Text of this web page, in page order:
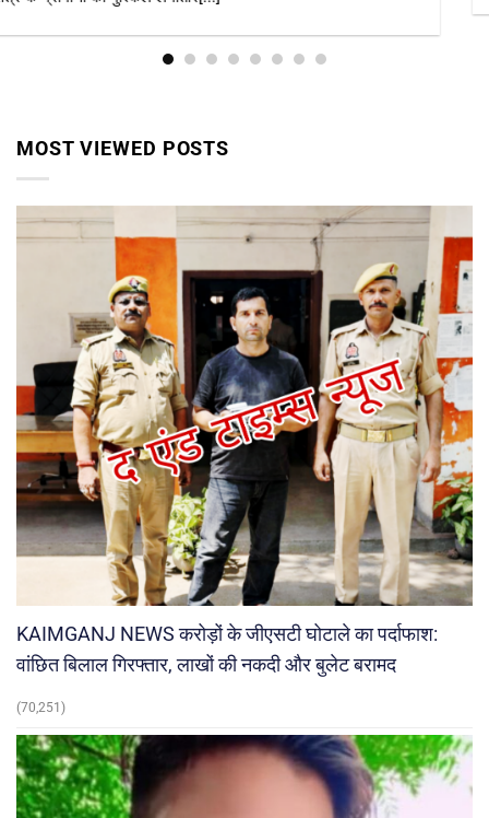
MOST VIEWED POSTS
KAIMGANJ NEWS करोड़ों के जीएसटी घोटाले का पर्दाफाश:
वांछित बिलाल गिरफ्तार, लाखों की नकदी और बुलेट बरामद
(70,251)